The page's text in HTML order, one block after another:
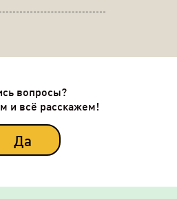
вопросы?
и всё расскажем!
Да